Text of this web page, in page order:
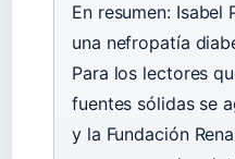
En resumen: Isabel
una nefropatía
Para los lectores
fuentes sólidas se
y la Fundación